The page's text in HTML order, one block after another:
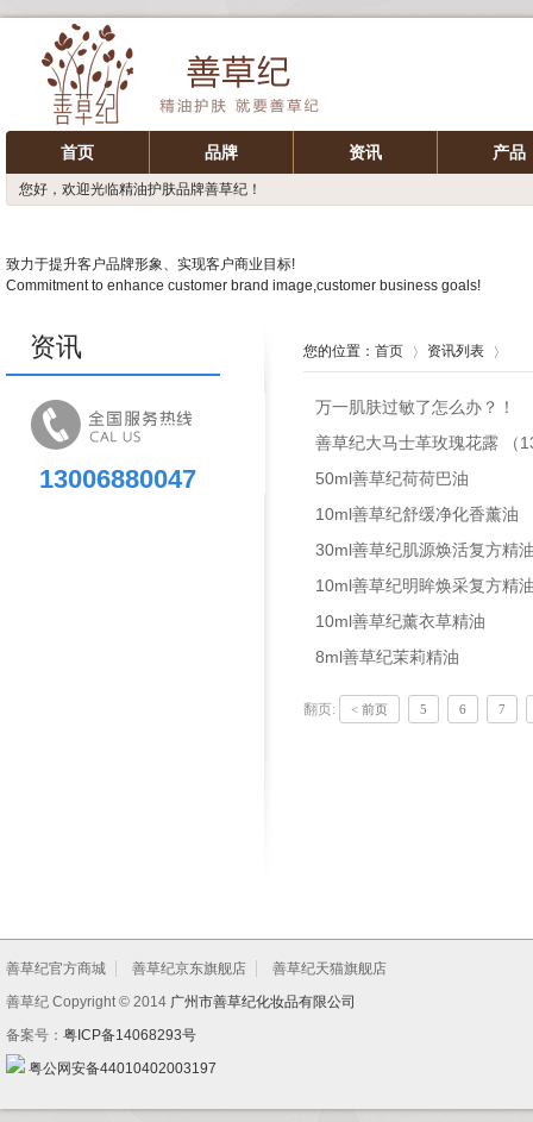
首页 品牌 资讯 产品
您好，欢迎光临精油护肤品牌善草纪！
致力于提升客户品牌形象、实现客户商业目标!
Commitment to enhance customer brand image,customer business goals!
资讯
13006880047
您的位置： 首页 资讯列表
万一肌肤过敏了怎么办？！
善草纪大马士革玫瑰花露 （
50ml善草纪荷荷巴油
10ml善草纪舒缓净化香薰油
30ml善草纪肌源焕活复方精
10ml善草纪明眸焕采复方精
10ml善草纪薰衣草精油
8ml善草纪茉莉精油
翻页: < 前页 5 6 7
善草纪官方商城 善草纪京东旗舰店
善草纪天猫旗舰店
善草纪 Copyright © 2014 广州市善草纪化妆品有限公司
备案号： 粤ICP备14068293号
粤公网安备44010402003197